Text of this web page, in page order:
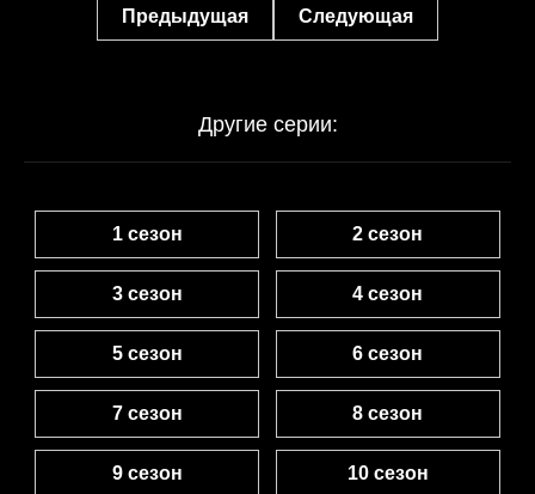
Предыдущая Следующая
Другие серии:
1 сезон 2 сезон
3 сезон 4 сезон
5 сезон 6 сезон
7 сезон 8 сезон
9 сезон 10 сезон